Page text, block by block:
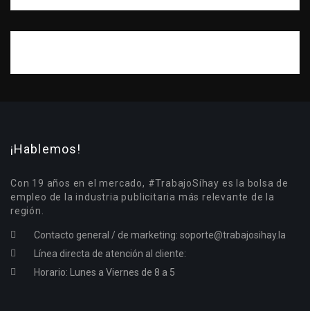
¡Hablemos!
Con 19 años en el mercado, #TrabajoSíhay es la bolsa de
empleo de la industria publicitaria más relevante de la
región.
Contacto general / de marketing: soporte@trabajosihay.la
Línea directa de atención al cliente:
Horario: Lunes a Viernes de 8 a 5